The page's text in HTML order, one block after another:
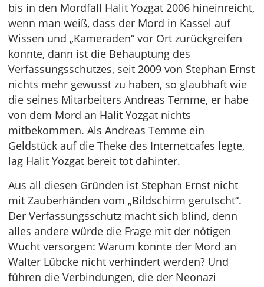
bis in den Mordfall Halit Yozgat 2006 hineinreicht,
wenn man weiß, dass der Mord in Kassel auf
Wissen und „Kameraden“ vor Ort zurückgreifen
konnte, dann ist die Behauptung des
Verfassungsschutzes, seit 2009 von Stephan Ernst
nichts mehr gewusst zu haben, so glaubhaft wie
die seines Mitarbeiters Andreas Temme, er habe
von dem Mord an Halit Yozgat nichts
mitbekommen. Als Andreas Temme ein
Geldstück auf die Theke des Internetcafes legte,
lag Halit Yozgat bereit tot dahinter.
Aus all diesen Gründen ist Stephan Ernst nicht
mit Zauberhänden vom „Bildschirm gerutscht“.
Der Verfassungsschutz macht sich blind, denn
alles andere würde die Frage mit der nötigen
Wucht versorgen: Warum konnte der Mord an
Walter Lübcke nicht verhindert werden? Und
führen die Verbindungen, die der Neonazi